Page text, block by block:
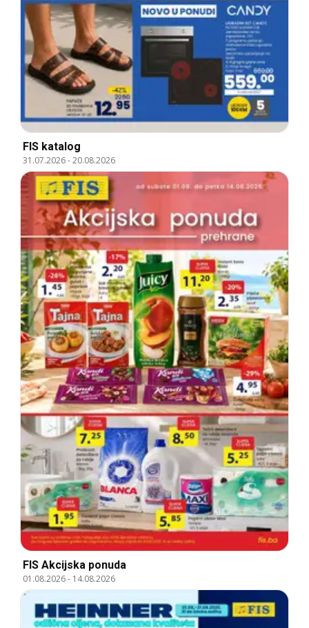
FIS katalog
31.07.2026-20.08.2026
FIS Akcijska ponuda
01.08.2026- 14.08.2026